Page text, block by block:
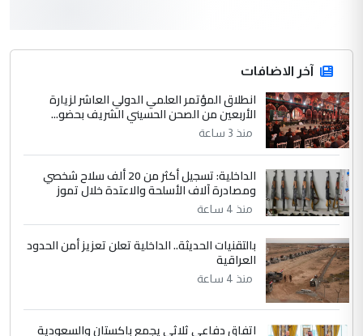
التعليق : قرار مستعجل جدا ولامصلحة فيه
للوزاره ولا للمواطن القرار الصائب يكون بعد
الاستماع للمدير ومغرفة ...
الموضوع :
وزير الصحة يعفي مدير مستشفى الكرخ
العام في بغداد
4 سردار
التعليق : واحد من عصابة علي ماما يسقط
جنسية الرافد الثالث للعراق ومن اصول عريقة
ابا فرات ...
الموضوع :
الجواهري يرد على صدام حسين سل
مضجعيك يابن الزنا (نص كامل)
5
آخر الاضافات
انطلاق المؤتمر العلمي الدولي العاشر لزيارة
الأربعين من الصحن الحسيني الشريف بحضو...
منذ 3 ساعة
الداخلية: تسجيل أكثر من 20 ألف سلاح شخصي
ومصادرة آلاف الأسلحة والاعتدة خلال تموز
منذ 4 ساعة
بالتقنيات الحديثة.. الداخلية تعلن تعزيز أمن الحدود
العراقية
منذ 4 ساعة
اتفاق دفاعي ثلاثي يجمع باكستان والسعودية